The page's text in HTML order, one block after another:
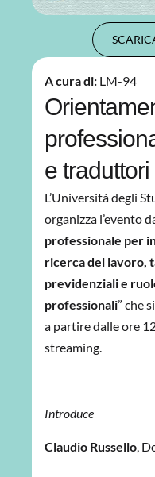
A cura di: LM-94
e traduttori
L’Università degli
organizza l’evento
professionale per
ricerca del lavoro,
previdenziali e
professionali” che
a partire dalle ore
streaming.
Introduce
Claudio Russello ,